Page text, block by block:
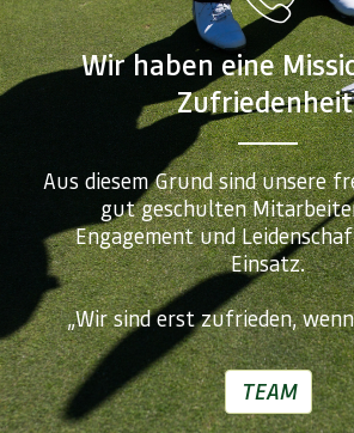
Wir haben eine
Aus diesem Grund sind unsere
gut geschulten
Engagement und
Einsatz.
„Wir sind erst zufrieden, wenn
TEAM